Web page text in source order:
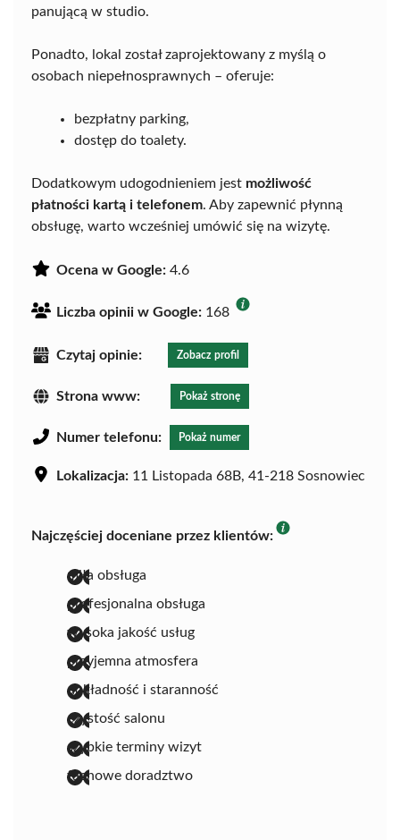
panującą w studio.
Ponadto, lokal został zaprojektowany z myślą o
osobach niepełnosprawnych – oferuje:
bezpłatny parking,
dostęp do toalety.
Dodatkowym udogodnieniem jest możliwość
płatności kartą i telefonem. Aby zapewnić płynną
obsługę, warto wcześniej umówić się na wizytę.
Ocena w Google: 4.6
Liczba opinii w Google: 168
Czytaj opinie: Zobacz profil
Strona www: Pokaż stronę
Numer telefonu: Pokaż numer
Lokalizacja: 11 Listopada 68B, 41-218 Sosnowiec
Najczęściej doceniane przez klientów:
miła obsługa
profesjonalna obsługa
wysoka jakość usług
przyjemna atmosfera
dokładność i staranność
czystość salonu
szybkie terminy wizyt
fachowe doradztwo